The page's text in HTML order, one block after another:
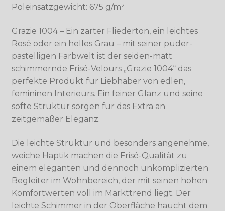
Poleinsatzgewicht: 675 g/m²
Grazie 1004 – Ein zarter Fliederton, ein leichtes
Rosé oder ein helles Grau – mit seiner puder-
pastelligen Farbwelt ist der seiden-matt
schimmernde Frisé-Velours „Grazie 1004“ das
perfekte Produkt für Liebhaber von edlen,
femininen Interieurs. Ein feiner Glanz und seine
softe Struktur sorgen für das Extra an
zeitgemäßer Eleganz.
Die leichte Struktur und besonders angenehme,
weiche Haptik machen die Frisé-Qualität zu
einem eleganten und dennoch unkomplizierten
Begleiter im Wohnbereich, der mit seinen hohen
Komfortwerten voll im Markttrend liegt. Der
leichte Schimmer in der Oberfläche haucht dem